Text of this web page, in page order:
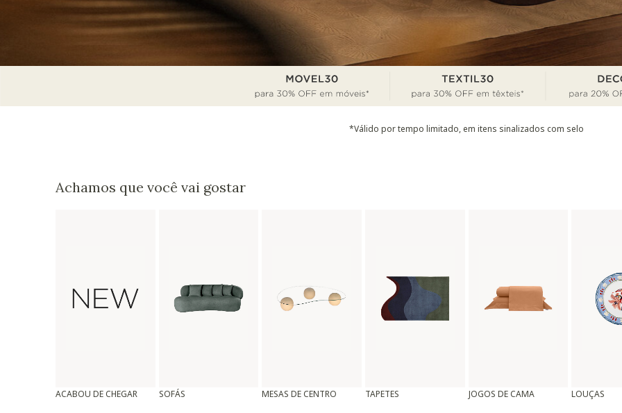
*Válido por tempo limitado, em itens sinalizados com selo
Achamos que você vai gostar
ACABOU DE CHEGAR SOFÁS MESAS DE CENTRO TAPETES JOGOS DE CAMA LOUÇAS